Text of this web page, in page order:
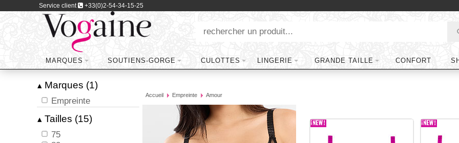
Service client +33(0)2-54-34-15-25
MARQUES SOUTIENS-GORGE CULOTTES LINGERIE GRANDE TAILLE CONFORT
▴ Marques (1)
Empreinte
▴ Tailles (15)
75
Accueil Empreinte Amour